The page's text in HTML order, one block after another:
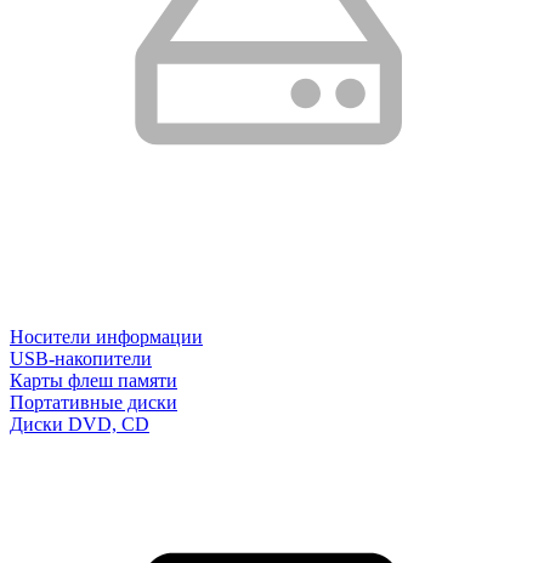
Носители информации
USB-накопители
Карты флеш памяти
Портативные диски
Диски DVD, CD